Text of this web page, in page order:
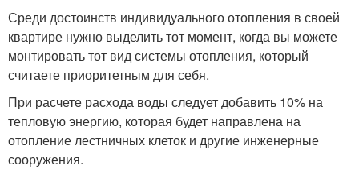
Среди достоинств индивидуального отопления в своей
квартире нужно выделить тот момент, когда вы можете
монтировать тот вид системы отопления, который
считаете приоритетным для себя.
При расчете расхода воды следует добавить 10% на
тепловую энергию, которая будет направлена на
отопление лестничных клеток и другие инженерные
сооружения.